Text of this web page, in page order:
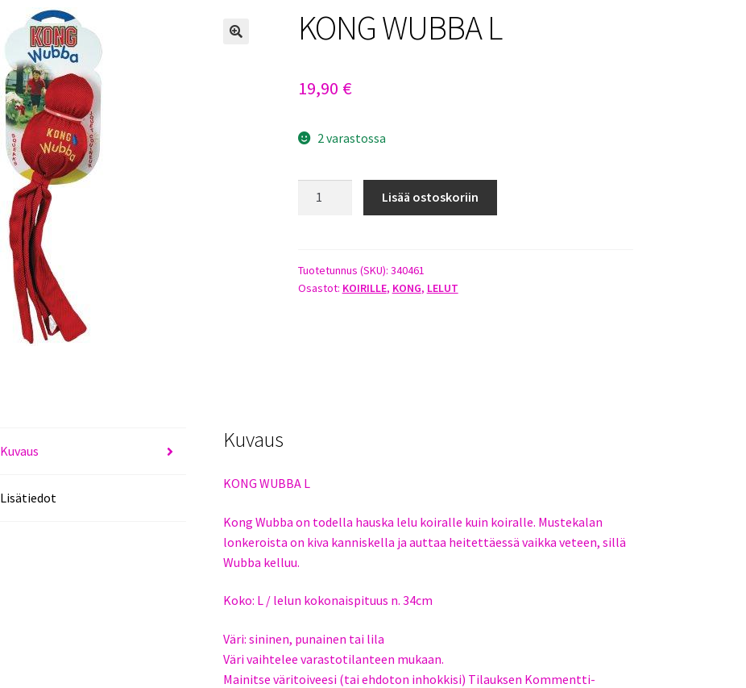
KONG WUBBA L
19,90 €
2 varastossa
Lisää ostoskoriin
Tuotetunnus (SKU): 340461
Osastot: KOIRILLE, KONG, LELUT
Kuvaus
Lisätiedot
Kuvaus
KONG WUBBA L
Kong Wubba on todella hauska lelu koiralle kuin koiralle. Mustekalan
lonkeroista on kiva kanniskella ja auttaa heitettäessä vaikka veteen, sillä
Wubba kelluu.
Koko: L / lelun kokonaispituus n. 34cm
Väri: sininen, punainen tai lila
Väri vaihtelee varastotilanteen mukaan.
Mainitse väritoiveesi (tai ehdoton inhokkisi) Tilauksen Kommentti-